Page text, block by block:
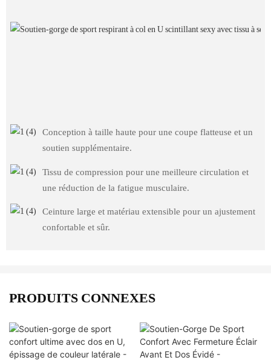
Conception à taille haute pour une coupe flatteuse et un
soutien supplémentaire.
Tissu de compression pour une meilleure circulation et
une réduction de la fatigue musculaire.
Ceinture large et matériau extensible pour un ajustement
confortable et sûr.
PRODUITS CONNEXES